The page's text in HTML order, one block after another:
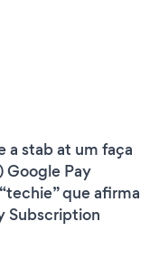
a stab at um faça
Google Pay
que afirma
Subscription